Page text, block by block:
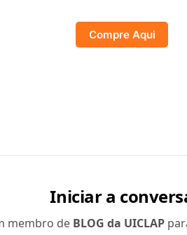
Compre Aqui